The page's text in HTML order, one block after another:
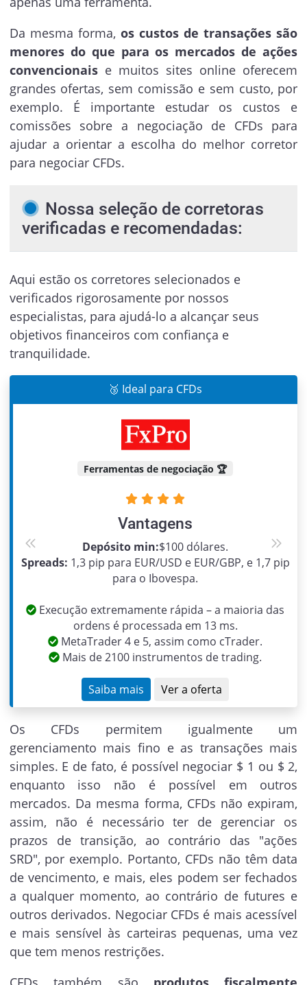
Da mesma forma, os custos de transações são
menores do que para os mercados de ações
convencionaise muitos sites online oferecem
grandes ofertas, sem comissão e sem custo, por
exemplo. É importante estudar os custos e
comissões sobre a negociação de CFDs para
ajudar a orientar a escolha do melhor corretor
para negociar CFDs.
Nossa seleção de corretoras
verificadas e recomendadas:
Aqui estão os corretores selecionados e
verificados rigorosamente por nossos
especialistas, para ajudá-lo a alcançar seus
objetivos financeiros com confiança e
tranquilidade.
🥉 Ideal para CFDs
Ferramentas de negociação 🏆
Vantagens
Depósito min:$100 dólares.
Spreads: 1,3 pip para EUR/USD e EUR/GBP, e 1,7 pip
para o Ibovespa.
Execução extremamente rápida – a maioria das
ordens é processada em 13 ms.
MetaTrader 4 e 5, assim como cTrader.
Mais de 2100 instrumentos de trading.
Saiba mais Ver a oferta
Previous Next
Os CFDs permitem igualmente um
gerenciamento mais fino e as transações mais
simples. E de fato, é possível negociar $ 1 ou $ 2,
enquanto isso não é possível em outros
mercados. Da mesma forma, CFDs não expiram,
assim, não é necessário ter de gerenciar os
prazos de transição, ao contrário das "ações
SRD", por exemplo. Portanto, CFDs não têm data
de vencimento, e mais, eles podem ser fechados
a qualquer momento, ao contrário de futures e
outros derivados. Negociar CFDs é mais acessível
e mais sensível às carteiras pequenas, uma vez
que tem menos restrições.